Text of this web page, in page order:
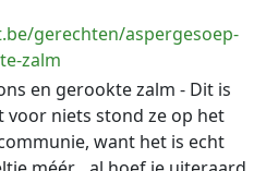
gerechten/aspergesoep-
zalm
en gerookte zalm - Dit is
voor niets stond ze op het
want het is echt